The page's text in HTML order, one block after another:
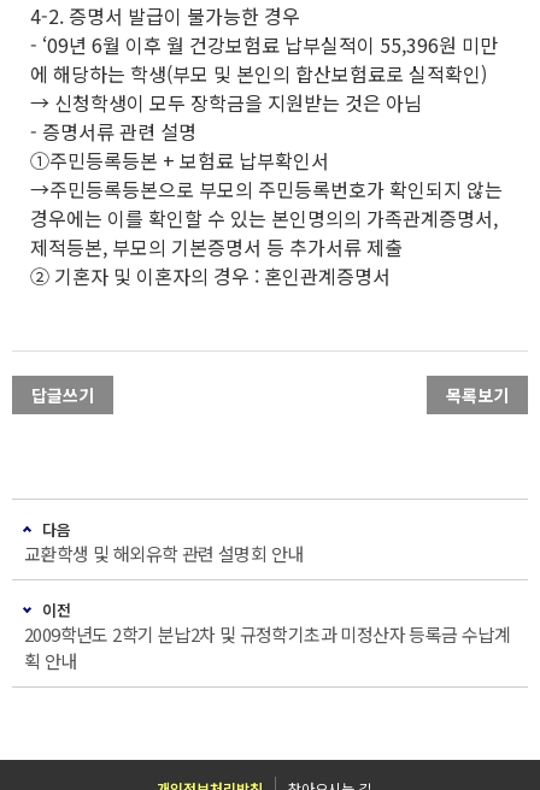
4-2. 증명서 발급이 불가능한 경우
- ‘09년 6월 이후 월 건강보험료 납부실적이 55,396원 미만
에 해당하는 학생(부모 및 본인의 합산보험료로 실적확인)
→ 신청학생이 모두 장학금을 지원받는 것은 아님
- 증명서류 관련 설명
①주민등록등본 + 보험료 납부확인서
→주민등록등본으로 부모의 주민등록번호가 확인되지 않는
경우에는 이를 확인할 수 있는 본인명의의 가족관계증명서,
제적등본, 부모의 기본증명서 등 추가서류 제출
② 기혼자 및 이혼자의 경우 : 혼인관계증명서
답글쓰기 목록보기
다음
교환학생 및 해외유학 관련 설명회 안내
이전
2009학년도 2학기 분납2차 및 규정학기초과 미정산자 등록금 수납계
획 안내